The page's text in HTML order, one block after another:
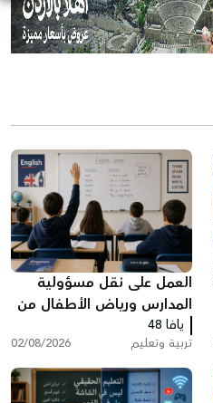
العمل على نقل مسؤولية
المدارس ورياض الأطفال من
وزارة التربية والتعليم إلى
البلديات
يافا 48
تربية وتعليم 02/08/2026